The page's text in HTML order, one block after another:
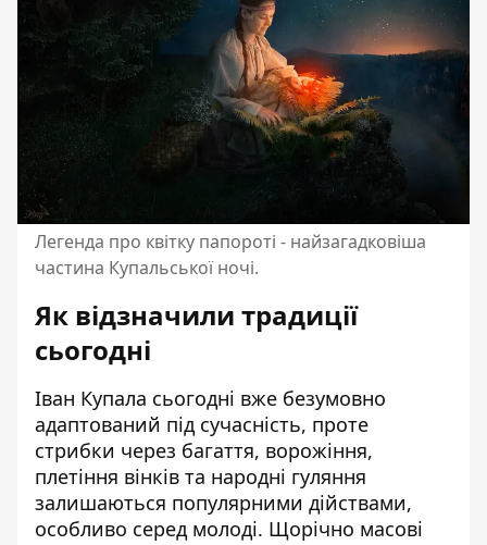
Легенда про квітку папороті - найзагадковіша
частина Купальської ночі.
Як відзначили традиції
сьогодні
Іван Купала сьогодні вже безумовно
адаптований під сучасність, проте
стрибки через багаття, ворожіння,
плетіння вінків та народні гуляння
залишаються популярними дійствами,
особливо серед молоді. Щорічно масові